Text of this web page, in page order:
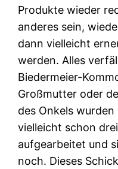
Produkte wieder
anderes sein,
dann vielleicht
werden. Alles
Biedermeier-
Großmutter oder
des Onkels
vielleicht schon
aufgearbeitet und
noch. Dieses